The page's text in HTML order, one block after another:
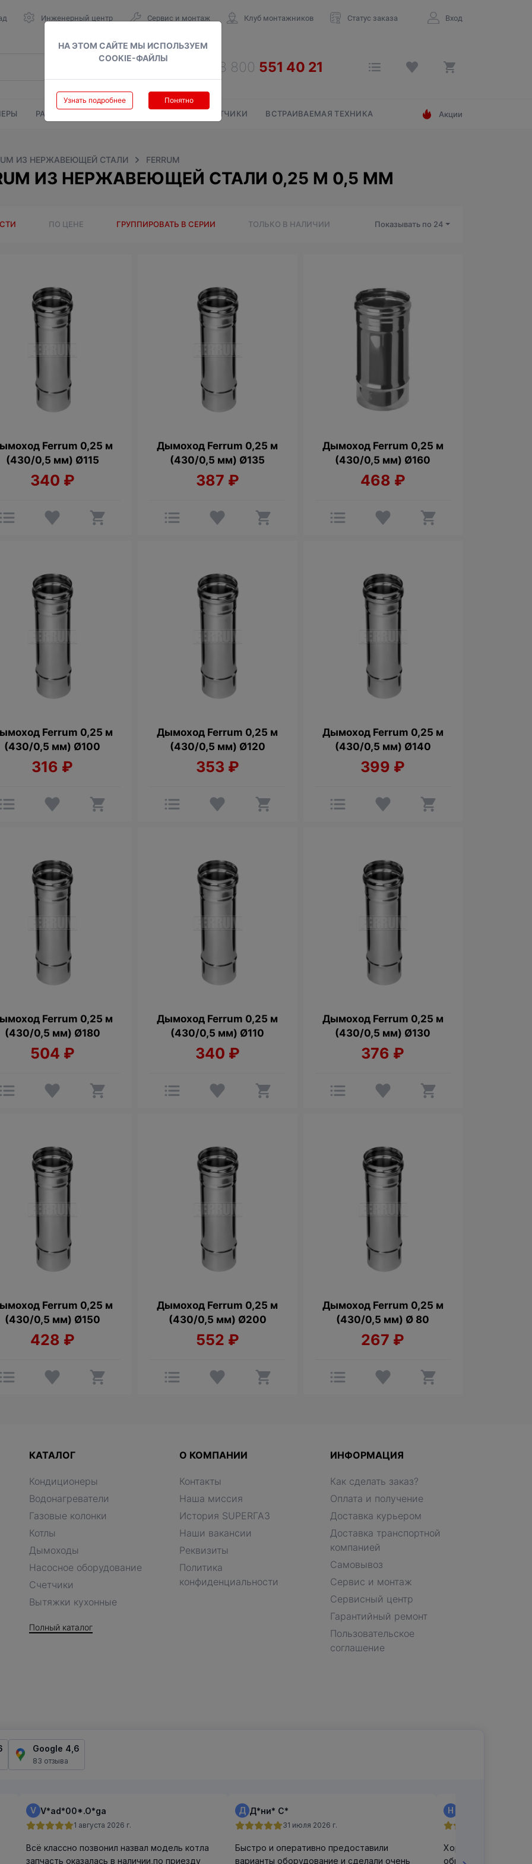
НА ЭТОМ САЙТЕ МЫ ИСПОЛЬЗУЕМ
COOKIE-ФАЙЛЫ
Узнать подробнее Понятно
Инженерный центр Сервис и монтаж Клуб монтажников Статус заказа Вход
РАДИАТОРЫ СЧЕТЧИКИ ВСТРАИВАЕМАЯ ТЕХНИКА Акции
ИЗ НЕРЖАВЕЮЩЕЙ СТАЛИ FERRUM
ИЗ НЕРЖАВЕЮЩЕЙ СТАЛИ 0,25 М 0,5 ММ
ПО ЦЕНЕ ГРУППИРОВАТЬ В СЕРИИ ТОЛЬКО В НАЛИЧИИ Показывать по 24
Ferrum 0,25 м
(430/0,5 мм) Ø115
340 ₽
Дымоход Ferrum 0,25 м
(430/0,5 мм) Ø135
387 ₽
Дымоход Ferrum 0,25 м
(430/0,5 мм) Ø160
468 ₽
Ferrum 0,25 м
(430/0,5 мм) Ø100
316 ₽
Дымоход Ferrum 0,25 м
(430/0,5 мм) Ø120
353 ₽
Дымоход Ferrum 0,25 м
(430/0,5 мм) Ø140
399 ₽
Ferrum 0,25 м
(430/0,5 мм) Ø180
504 ₽
Дымоход Ferrum 0,25 м
(430/0,5 мм) Ø110
340 ₽
Дымоход Ferrum 0,25 м
(430/0,5 мм) Ø130
376 ₽
Ferrum 0,25 м
(430/0,5 мм) Ø150
428 ₽
Дымоход Ferrum 0,25 м
(430/0,5 мм) Ø200
552 ₽
Дымоход Ferrum 0,25 м
(430/0,5 мм) Ø 80
267 ₽
КАТАЛОГ
Кондиционеры
Водонагреватели
Газовые колонки
Котлы
Дымоходы
Насосное оборудование
Счетчики
Вытяжки кухонные
Полный каталог
О КОМПАНИИ
Контакты
Наша миссия
История SUPERГАЗ
Наши вакансии
Реквизиты
Политика
конфиденциальности
ИНФОРМАЦИЯ
Как сделать заказ?
Оплата и получение
Доставка курьером
Доставка транспортной
компанией
Самовывоз
Сервис и монтаж
Сервисный центр
Гарантийный ремонт
Пользовательское
соглашение